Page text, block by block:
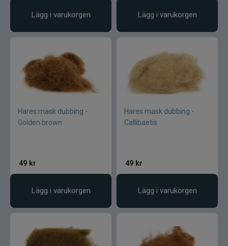
Lägg i varukorgen Lägg i varukorgen
Hares mask dubbing -
Golden brown
49 kr
Lägg i varukorgen
Hares mask dubbing -
Callibaetis
49 kr
Lägg i varukorgen